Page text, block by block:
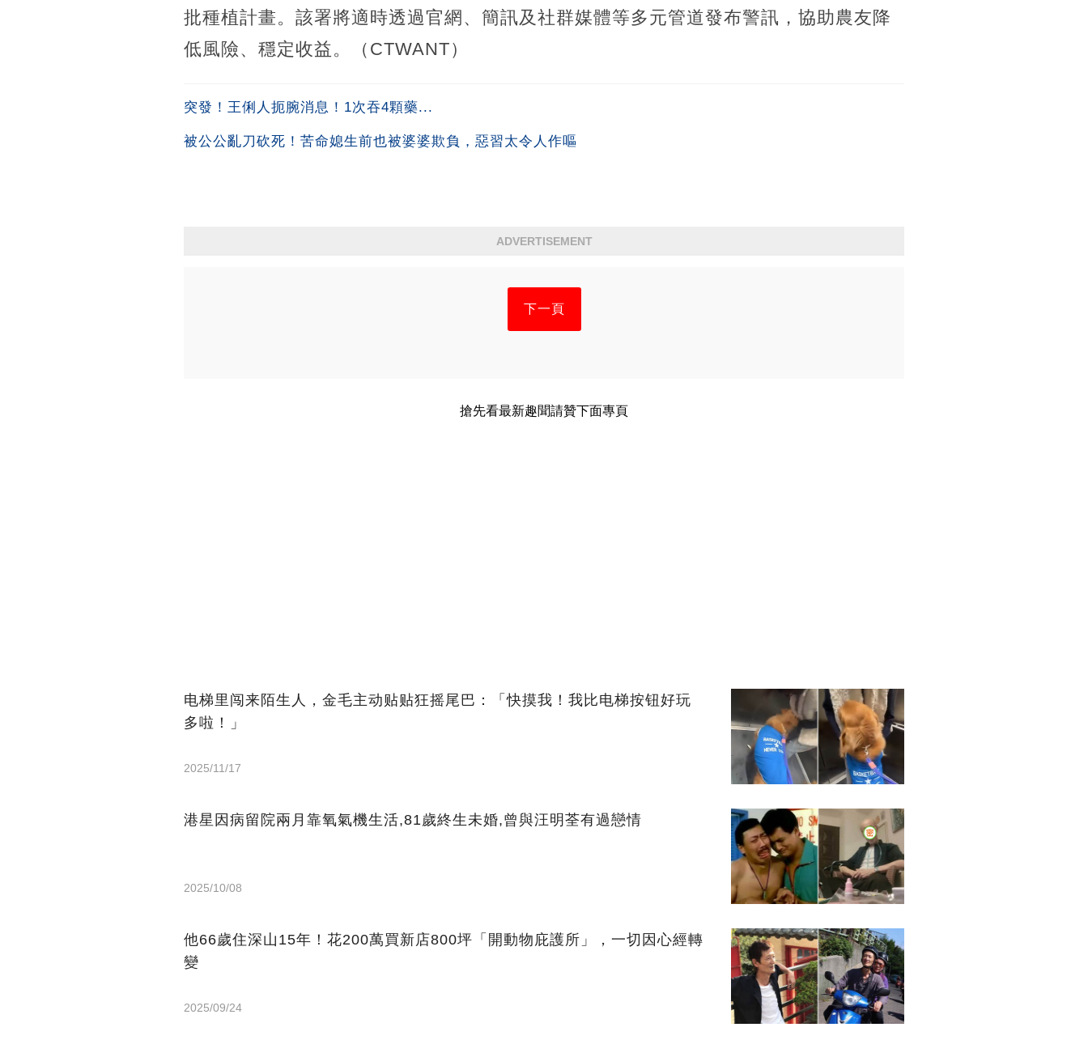
批種植計畫。該署將適時透過官網、簡訊及社群媒體等多元管道發布警訊，協助農友降
低風險、穩定收益。（CTWANT）
突發！王俐人扼腕消息！1次吞4顆藥...
被公公亂刀砍死！苦命媳生前也被婆婆欺負，惡習太令人作嘔
ADVERTISEMENT
下一頁
搶先看最新趣聞請贊下面專頁
电梯里闯来陌生人，金毛主动贴贴狂摇尾巴：「快摸我！我比电梯按钮好玩
多啦！」
2025/11/17
港星因病留院兩月靠氧氣機生活,81歲終生未婚,曾與汪明荃有過戀情
2025/10/08
他66歲住深山15年！花200萬買新店800坪「開動物庇護所」，一切因心經轉
變
2025/09/24